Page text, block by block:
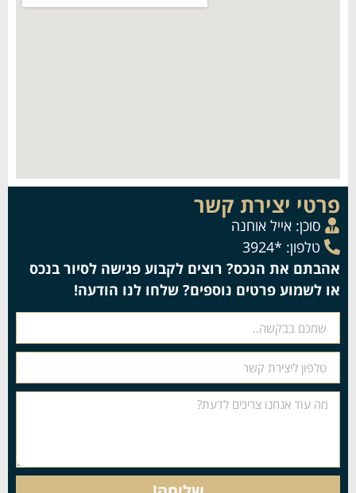
פרטי יצירת קשר
סוכן: אייל אוחנה
טלפון: *3924
אהבתם את הנכס? רוצים לקבוע פגישה לסיור בנכס
או לשמוע פרטים נוספים? שלחו לנו הודעה!